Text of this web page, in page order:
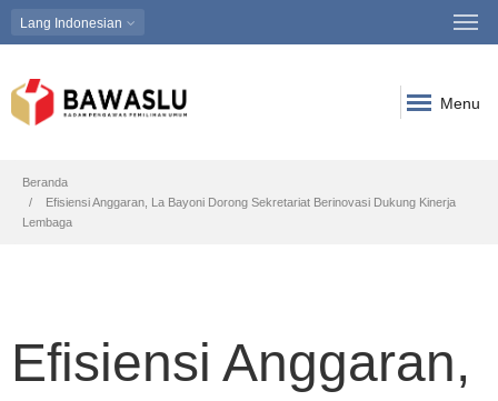
Lang Indonesian
Menu
Breadcrumb
Beranda
Efisiensi Anggaran, La Bayoni Dorong Sekretariat Berinovasi Dukung Kinerja
Lembaga
Efisiensi Anggaran,